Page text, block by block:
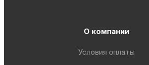
О компании
Условия оплаты